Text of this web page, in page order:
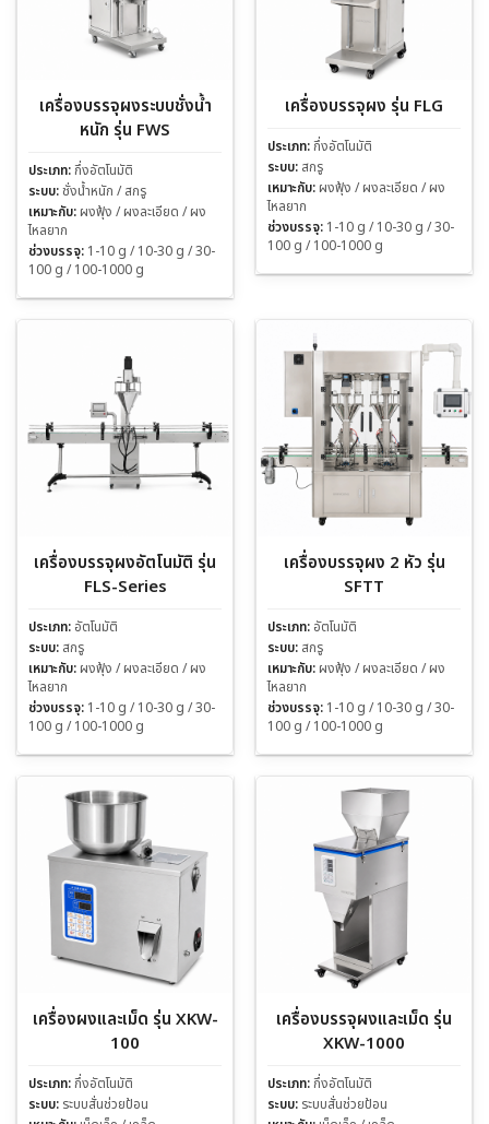
เครื่องบรรจุผงระบบชั่งน้ำ
หนัก รุ่น FWS
ประเภท:กึ่งอัตโนมัติ
ระบบ:ชั่งน้ำหนัก / สกรู
เหมาะกับ: ผงฟุ้ง / ผงละเอียด / ผง
ไหลยาก
ช่วงบรรจุ: 1-10 g / 10-30 g / 30-
100 g / 100-1000 g
เครื่องบรรจุผง รุ่น FLG
ประเภท:กึ่งอัตโนมัติ
ระบบ: สกรู
เหมาะกับ: ผงฟุ้ง / ผงละเอียด / ผง
ไหลยาก
ช่วงบรรจุ: 1-10 g / 10-30 g / 30-
100 g / 100-1000 g
เครื่องบรรจุผงอัตโนมัติ รุ่น
FLS-Series
ประเภท: อัตโนมัติ
ระบบ: สกรู
เหมาะกับ: ผงฟุ้ง / ผงละเอียด / ผง
ไหลยาก
ช่วงบรรจุ: 1-10 g / 10-30 g / 30-
100 g / 100-1000 g
เครื่องบรรจุผง 2 หัว รุ่น
SFTT
ประเภท: อัตโนมัติ
ระบบ: สกรู
เหมาะกับ: ผงฟุ้ง / ผงละเอียด / ผง
ไหลยาก
ช่วงบรรจุ: 1-10 g / 10-30 g / 30-
100 g / 100-1000 g
เครื่องผงและเม็ด รุ่น XKW-
100
ประเภท:กึ่งอัตโนมัติ
ระบบ: ระบบสั่นช่วยป้อน
เครื่องบรรจุผงและเม็ด รุ่น
XKW-1000
ประเภท:กึ่งอัตโนมัติ
ระบบ: ระบบสั่นช่วยป้อน